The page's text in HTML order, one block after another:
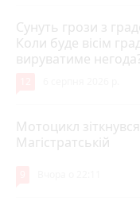
Сунуть грози з
Коли буде вісім
вируватиме
Мотоцикл
Магістратській